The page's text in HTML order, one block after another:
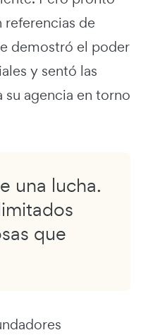
referencias de
demostró el poder
y sentó las
agencia en torno
una lucha.
que